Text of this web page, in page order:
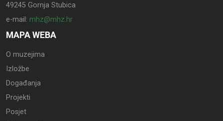
49245 Gornja Stubica
e-mail: mhz@mhz.hr
MAPA WEBA
O muzejima
Izložbe
Događanja
Projekti
Posjet